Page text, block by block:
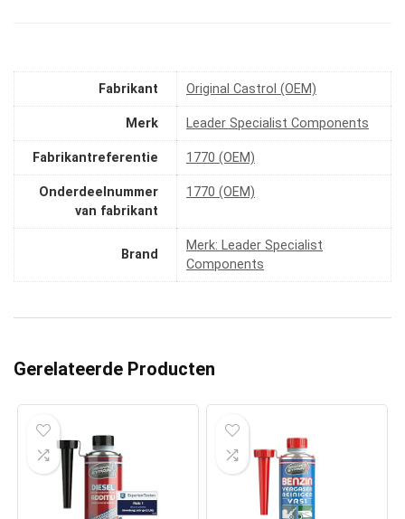
Fabrikant ‎Original Castrol (OEM)
Merk ‎Leader Specialist Components
Fabrikantreferentie ‎1770 (OEM)
Onderdeelnummer
van fabrikant
‎1770 (OEM)
Brand
Merk: Leader Specialist
Components
Gerelateerde Producten